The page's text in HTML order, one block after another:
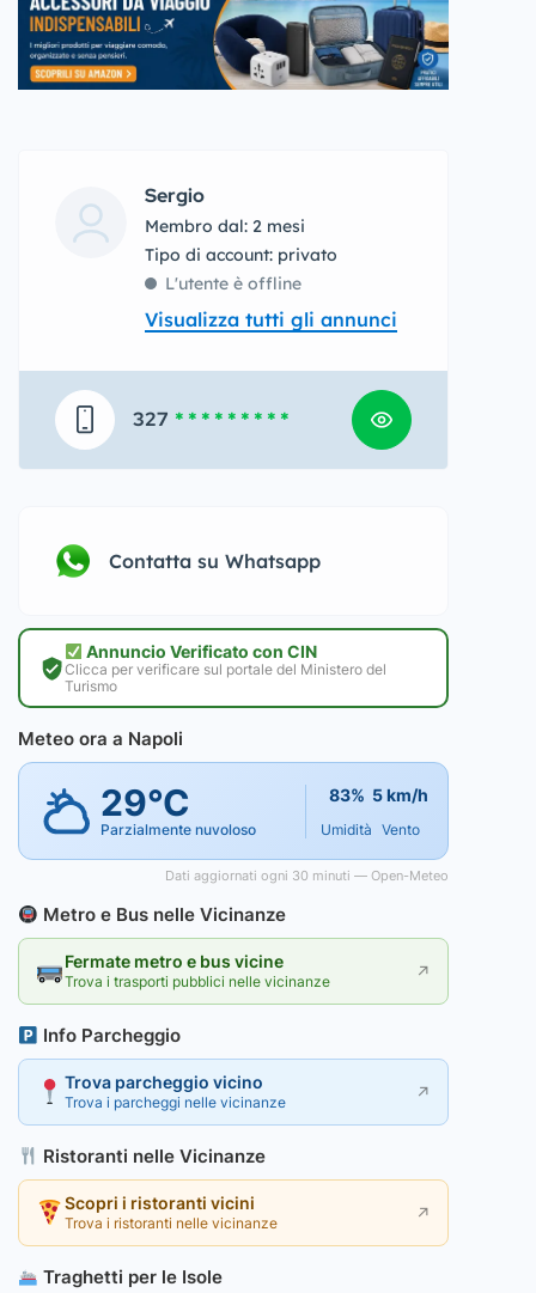
Sergio
Membro dal: 2 mesi
tipo di account: privato
L'utente è offline
Visualizza tutti gli annunci
327 * * * * * * * * *
Contatta su Whatsapp
Annuncio Verificato con CIN
Clicca per verificare sul portale del Ministero del
Turismo
Meteo ora a Napoli
29°C
Parzialmente nuvoloso
83%
Umidità
5 km/h
Vento
Dati aggiornati ogni 30 minuti — Open-Meteo
Metro e Bus nelle Vicinanze
Fermate metro e bus vicine
Trova i trasporti pubblici nelle vicinanze ↗
Info Parcheggio
Trova parcheggio vicino
Trova i parcheggi nelle vicinanze ↗
Ristoranti nelle Vicinanze
Scopri i ristoranti vicini
Trova i ristoranti nelle vicinanze ↗
Traghetti per le Isole